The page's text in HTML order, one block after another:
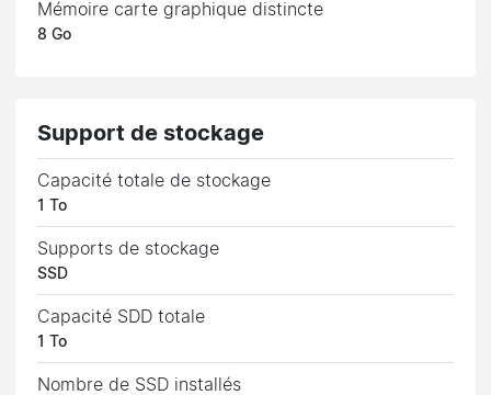
Mémoire carte graphique distincte
8 Go
Support de stockage
Capacité totale de stockage
1 To
Supports de stockage
SSD
Capacité SDD totale
1 To
Nombre de SSD installés